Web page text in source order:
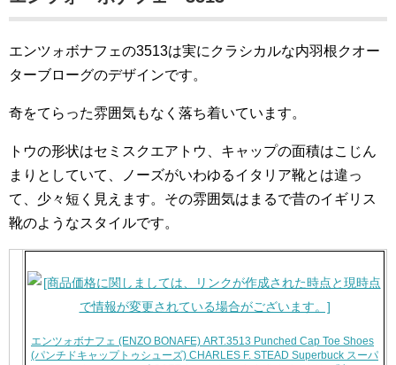
エンツォボナフェの3513は実にクラシカルな内羽根クオー
ターブローグのデザインです。
奇をてらった雰囲気もなく落ち着いています。
トウの形状はセミスクエアトウ、キャップの面積はこじん
まりとしていて、ノーズがいわゆるイタリア靴とは違っ
て、少々短く見えます。その雰囲気はまるで昔のイギリス
靴のようなスタイルです。
エンツォボナフェ (ENZO BONAFE) ART.3513 Punched Cap Toe Shoes
(パンチドキャップトゥシューズ) CHARLES F. STEAD Superbuck スーパ